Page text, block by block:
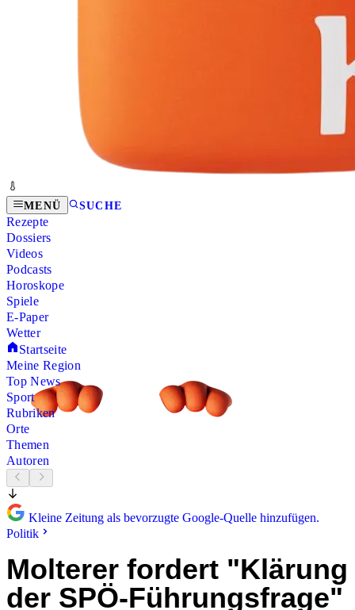
MENÜ SUCHE
Rezepte
Dossiers
Videos
Podcasts
Horoskope
Spiele
E-Paper
Wetter
Startseite
Meine Region
Top News
Sport
Rubriken
Orte
Themen
Autoren
Kleine Zeitung als bevorzugte Google-Quelle hinzufügen.
Politik
Molterer fordert "Klärung
der SPÖ-Führungsfrage"